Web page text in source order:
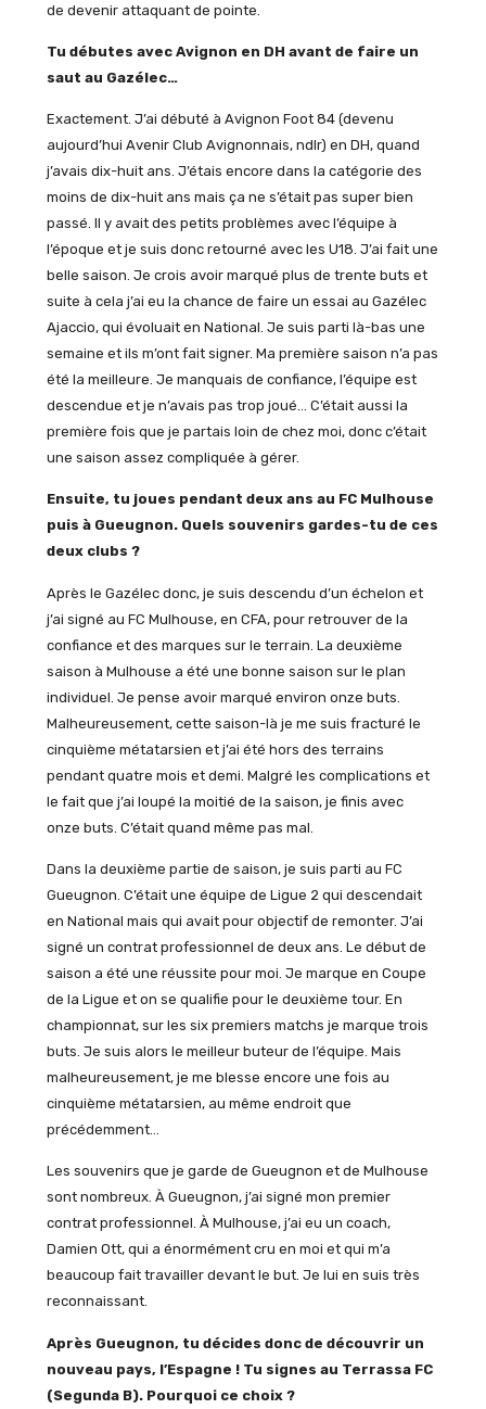
de devenir attaquant de pointe.
Tu débutes avec Avignon en DH avant de faire un
saut au Gazélec…
Exactement. J’ai débuté à Avignon Foot 84 (devenu
aujourd’hui Avenir Club Avignonnais, ndlr) en DH, quand
j’avais dix-huit ans. J’étais encore dans la catégorie des
moins de dix-huit ans mais ça ne s’était pas super bien
passé. Il y avait des petits problèmes avec l’équipe à
l’époque et je suis donc retourné avec les U18. J’ai fait une
belle saison. Je crois avoir marqué plus de trente buts et
suite à cela j’ai eu la chance de faire un essai au Gazélec
Ajaccio, qui évoluait en National. Je suis parti là-bas une
semaine et ils m’ont fait signer. Ma première saison n’a pas
été la meilleure. Je manquais de confiance, l’équipe est
descendue et je n’avais pas trop joué… C’était aussi la
première fois que je partais loin de chez moi, donc c’était
une saison assez compliquée à gérer.
Ensuite, tu joues pendant deux ans au FC Mulhouse
puis à Gueugnon. Quels souvenirs gardes-tu de ces
deux clubs ?
Après le Gazélec donc, je suis descendu d’un échelon et
j’ai signé au FC Mulhouse, en CFA, pour retrouver de la
confiance et des marques sur le terrain. La deuxième
saison à Mulhouse a été une bonne saison sur le plan
individuel. Je pense avoir marqué environ onze buts.
Malheureusement, cette saison-là je me suis fracturé le
cinquième métatarsien et j’ai été hors des terrains
pendant quatre mois et demi. Malgré les complications et
le fait que j’ai loupé la moitié de la saison, je finis avec
onze buts. C’était quand même pas mal.
Dans la deuxième partie de saison, je suis parti au FC
Gueugnon. C’était une équipe de Ligue 2 qui descendait
en National mais qui avait pour objectif de remonter. J’ai
signé un contrat professionnel de deux ans. Le début de
saison a été une réussite pour moi. Je marque en Coupe
de la Ligue et on se qualifie pour le deuxième tour. En
championnat, sur les six premiers matchs je marque trois
buts. Je suis alors le meilleur buteur de l’équipe. Mais
malheureusement, je me blesse encore une fois au
cinquième métatarsien, au même endroit que
précédemment…
Les souvenirs que je garde de Gueugnon et de Mulhouse
sont nombreux. À Gueugnon, j’ai signé mon premier
contrat professionnel. À Mulhouse, j’ai eu un coach,
Damien Ott, qui a énormément cru en moi et qui m’a
beaucoup fait travailler devant le but. Je lui en suis très
reconnaissant.
Après Gueugnon, tu décides donc de découvrir un
nouveau pays, l’Espagne ! Tu signes au Terrassa FC
(Segunda B). Pourquoi ce choix ?